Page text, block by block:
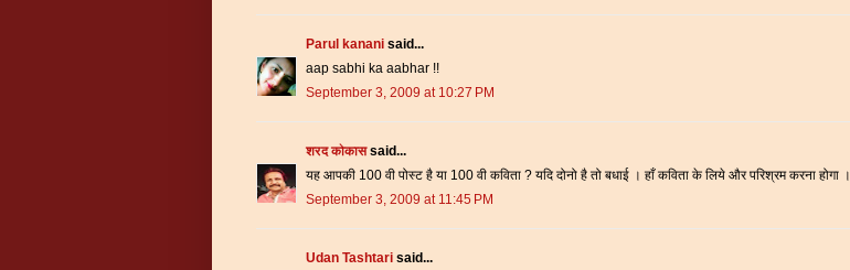
Parul kanani said...
aap sabhi ka aabhar !!
September 3, 2009 at 10:27 PM
शरद कोकासsaid...
यह आपकी 100 वी पोस्ट है या 100 वी कविता ? यदि दोनो है तो बधाई । हाँ कविता के लिये और परिश्रम करना होगा ।
September 3, 2009 at 11:45 PM
Udan Tashtari said...